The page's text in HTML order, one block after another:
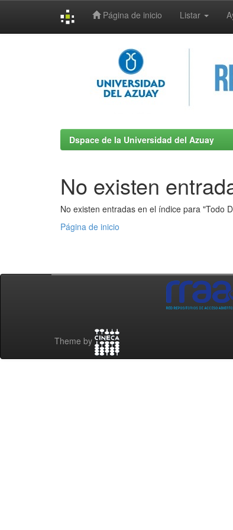
Página de inicio Listar
Dspace de la Universidad del Azuay
No existen
No existen entradas en el índice para "Todo
Página de inicio
Theme by